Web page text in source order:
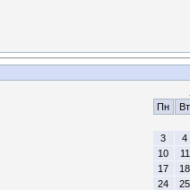
Пн
Вт
3
4
10
11
17
18
24
25